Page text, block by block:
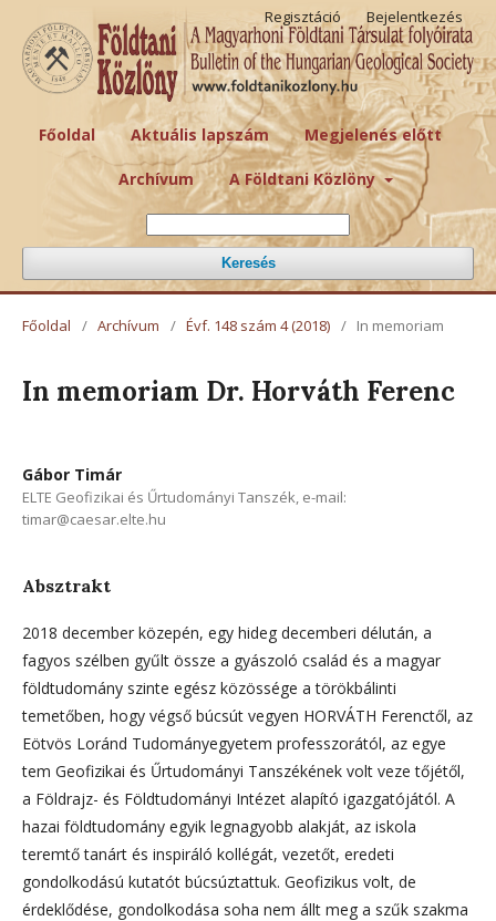
Főoldal Aktuális lapszám Megjelenés előtt
Archívum A Földtani Közlöny
Keresés
Regisztáció Bejelentkezés
Főoldal / Archívum / Évf. 148 szám 4 (2018) / In memoriam
In memoriam Dr. Horváth Ferenc
Gábor Timár
ELTE Geofizikai és Űrtudományi Tanszék, e-mail:
timar@caesar.elte.hu
Absztrakt
2018 december közepén, egy hideg decemberi délután, a
fagyos szélben gyűlt össze a gyászoló család és a magyar
földtudomány szinte egész közössége a törökbálinti
temetőben, hogy végső búcsút vegyen HORVÁTH Ferenctől, az
Eötvös Loránd Tudományegyetem professzorától, az egye
tem Geofizikai és Űrtudományi Tanszékének volt veze tőjétől,
a Földrajz- és Földtudományi Intézet alapító igazgatójától. A
hazai földtudomány egyik legnagyobb alakját, az iskola
teremtő tanárt és inspiráló kollégát, vezetőt, eredeti
gondolkodású kutatót búcsúztattuk. Geofizikus volt, de
érdeklődése, gondolkodása soha nem állt meg a szűk szakma